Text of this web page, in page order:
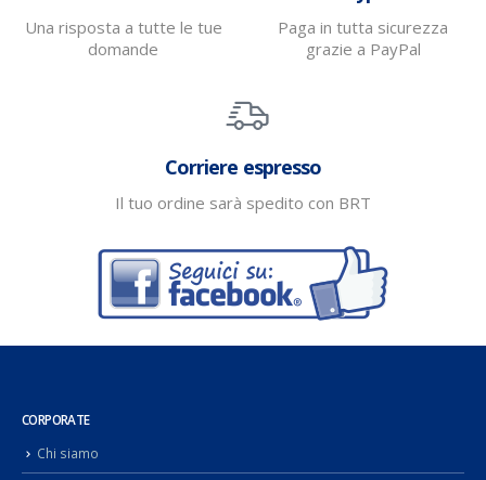
Una risposta a tutte le tue
domande
Paga in tutta sicurezza
grazie a PayPal
Corriere espresso
Il tuo ordine sarà spedito con BRT
CORPORATE
Chi siamo